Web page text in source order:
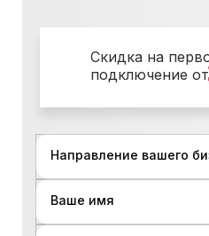
Скидка на
подключение от
Направление вашего
Ваше имя